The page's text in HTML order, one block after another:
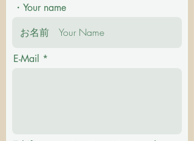
・Your name
E-Mail